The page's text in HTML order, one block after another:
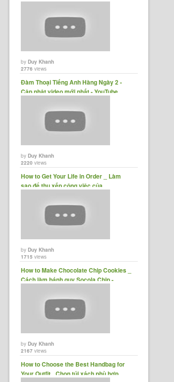
byDuy Khanh
2776 views
Đàm Thoại Tiếng Anh Hàng Ngày 2 -
Cập nhật video mới nhất - YouTube
byDuy Khanh
2220 views
How to Get Your Life in Order _ Làm
sao để thu xếp công việc của......
byDuy Khanh
1715 views
How to Make Chocolate Chip Cookies _
Cách làm bánh quy Socola Chip -
byDuy Khanh
2167 views
How to Choose the Best Handbag for
Your Outfit _Chọn túi xách phù hợp